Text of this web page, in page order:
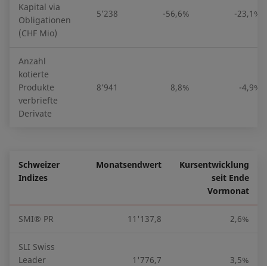
Kapital via
Obligationen
(CHF Mio)
5’238 -56,6% -23,1%
Anzahl
kotierte
Produkte
verbriefte
Derivate
8’941 8,8% -4,9%
Schweizer
Indizes
Monatsendwert
Kursentwicklung
seit Ende
Vormonat
SMI® PR 11'137,8 2,6%
SLI Swiss
Leader
1'776,7 3,5%